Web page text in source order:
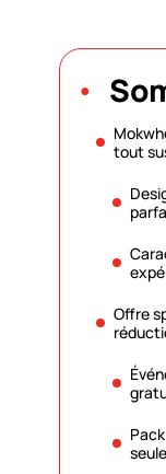
tout
Offre